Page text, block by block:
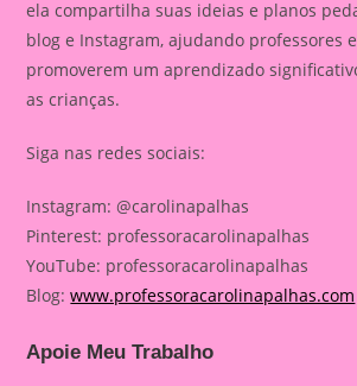
ela compartilha suas ideias e planos
blog e Instagram, ajudando professores
promoverem um aprendizado
as crianças.
Siga nas redes sociais:
Instagram: @carolinapalhas
Pinterest: professoracarolinapalhas
YouTube: professoracarolinapalhas
Blog:www.professoracarolinapalhas.com
Apoie Meu Trabalho